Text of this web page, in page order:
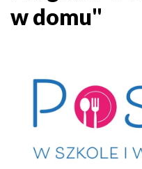
w domu"